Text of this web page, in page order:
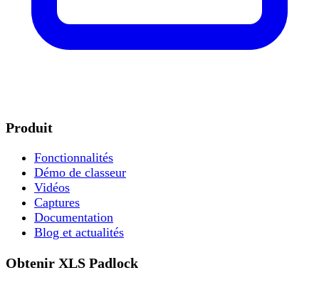
Produit
Fonctionnalités
Démo de classeur
Vidéos
Captures
Documentation
Blog et actualités
Obtenir XLS Padlock